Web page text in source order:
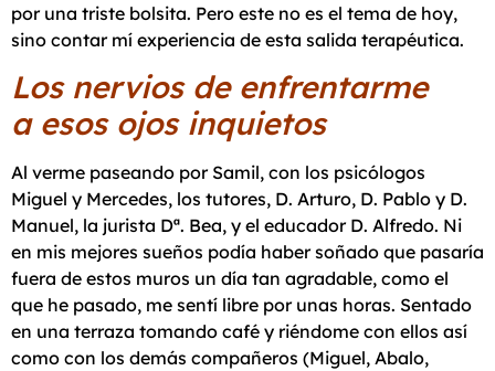
por una triste bolsita. Pero este no es el tema de hoy,
sino contar mí experiencia de esta salida terapéutica.
Los nervios de enfrentarme
a esos ojos inquietos
Al verme paseando por Samil, con los psicólogos
Miguel y Mercedes, los tutores, D. Arturo, D. Pablo y D.
Manuel, la jurista Dª. Bea, y el educador D. Alfredo. Ni
en mis mejores sueños podía haber soñado que pasaría
fuera de estos muros un día tan agradable, como el
que he pasado, me sentí libre por unas horas. Sentado
en una terraza tomando café y riéndome con ellos así
como con los demás compañeros (Miguel, Abalo,